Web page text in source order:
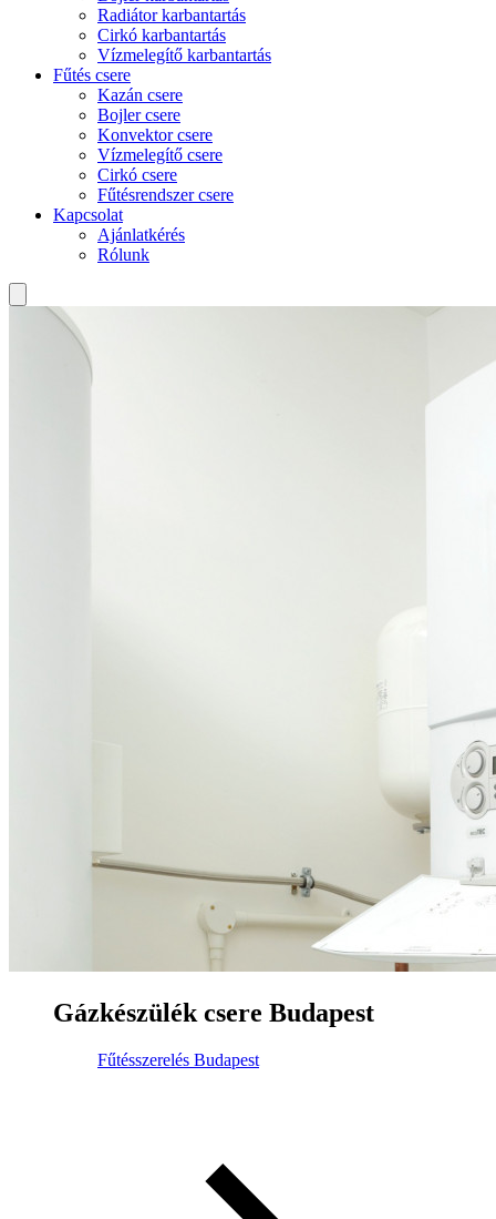
Radiátor karbantartás
Cirkó karbantartás
Vízmelegítő karbantartás
Fűtés csere
Kazán csere
Bojler csere
Konvektor csere
Vízmelegítő csere
Cirkó csere
Fűtésrendszer csere
Kapcsolat
Ajánlatkérés
Rólunk
Gázkészülék csere Budapest
Fűtésszerelés Budapest